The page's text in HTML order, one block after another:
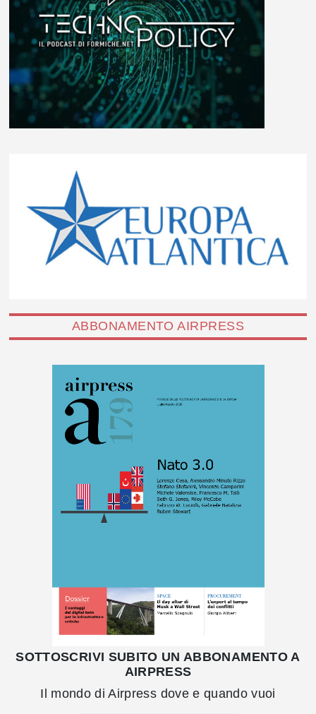
ABBONAMENTO AIRPRESS
SOTTOSCRIVI SUBITO UN ABBONAMENTO A
AIRPRESS
Il mondo di Airpress dove e quando vuoi